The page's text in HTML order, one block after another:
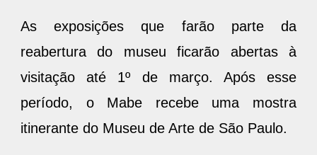
As exposições que farão parte da
reabertura do museu ficarão abertas à
visitação até 1º de março. Após esse
período, o Mabe recebe uma mostra
itinerante do Museu de Arte de São Paulo.